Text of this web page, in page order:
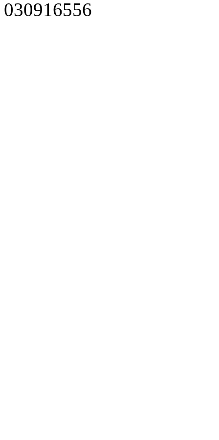
030916556